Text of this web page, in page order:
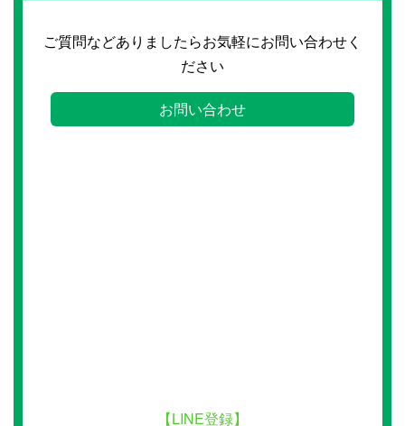
ご質問などありましたらお気軽にお問い合わせく
ださい
お問い合わせ
【LINE登録】